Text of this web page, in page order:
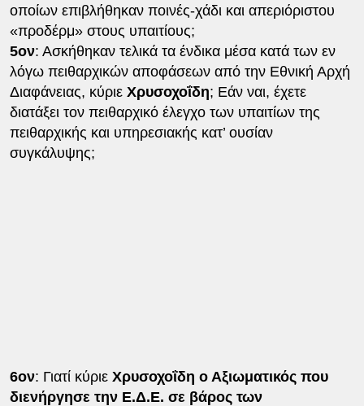
οποίων επιβλήθηκαν ποινές-χάδι και απεριόριστου
«προδέρμ» στους υπαιτίους;
5ον: Ασκήθηκαν τελικά τα ένδικα μέσα κατά των εν
λόγω πειθαρχικών αποφάσεων από την Εθνική Αρχή
Διαφάνειας, κύριε Χρυσοχοΐδη; Εάν ναι, έχετε
διατάξει τον πειθαρχικό έλεγχο των υπαιτίων της
πειθαρχικής και υπηρεσιακής κατ’ ουσίαν
συγκάλυψης;
6ον: Γιατί κύριε Χρυσοχοΐδη ο Αξιωματικός που
διενήργησε την Ε.Δ.Ε. σε βάρος των